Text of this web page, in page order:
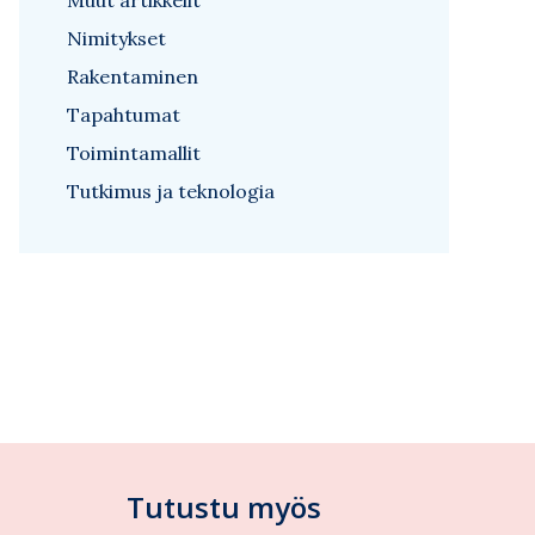
Nimitykset
Rakentaminen
Tapahtumat
Toimintamallit
Tutkimus ja teknologia
Tutustu myös